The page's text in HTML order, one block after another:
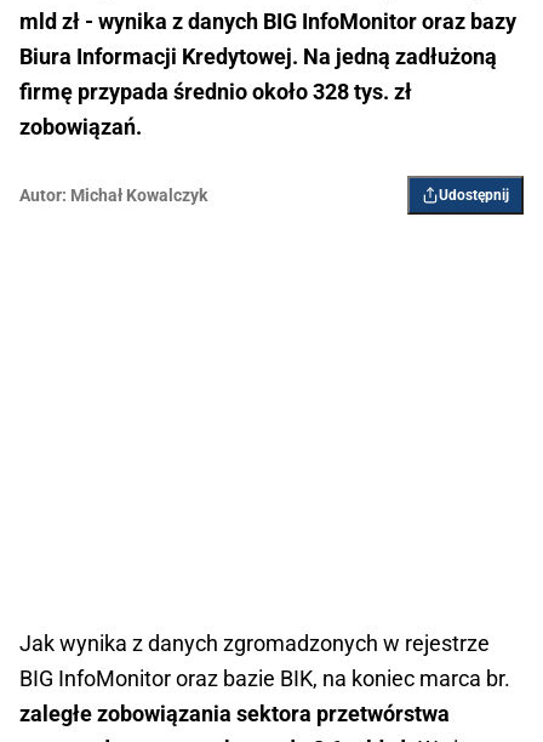
mld zł - wynika z danych BIG InfoMonitor oraz bazy
Biura Informacji Kredytowej. Na jedną zadłużoną
firmę przypada średnio około 328 tys. zł
zobowiązań.
Autor: Michał Kowalczyk Udostępnij
Jak wynika z danych zgromadzonych w rejestrze
BIG InfoMonitor oraz bazie BIK, na koniec marca br.
zaległe zobowiązania sektora przetwórstwa